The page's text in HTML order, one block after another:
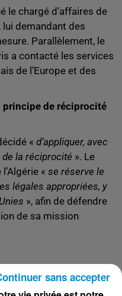
le chargé d’affaires de
lui demandant des
Parallèlement, le
a contacté les services
de l’Europe et des
principe de réciprocité
« d’appliquer, avec
la réciprocité ». Le
« se réserve le
légales appropriées, y
», afin de défendre
de sa mission
sans accepter